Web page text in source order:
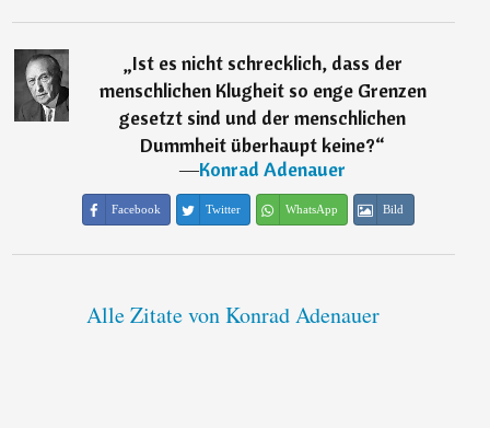
„Ist es nicht schrecklich, dass der
menschlichen Klugheit so enge Grenzen
gesetzt sind und der menschlichen
Dummheit überhaupt keine?“
―Konrad Adenauer
Facebook Twitter WhatsApp Bild
Alle Zitate von Konrad Adenauer